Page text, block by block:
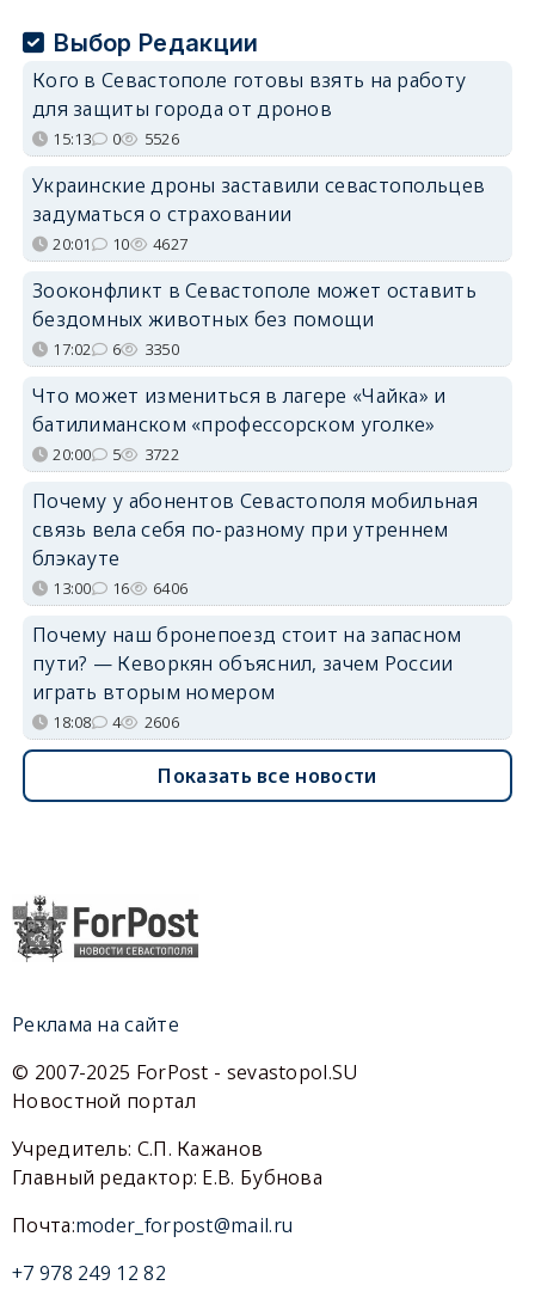
Выбор Редакции
Кого в Севастополе готовы взять на работу
для защиты города от дронов
15:13 0 5526
Украинские дроны заставили севастопольцев
задуматься о страховании
20:01 10 4627
Зооконфликт в Севастополе может оставить
бездомных животных без помощи
17:02 6 3350
Что может измениться в лагере «Чайка» и
батилиманском «профессорском уголке»
20:00 5 3722
Почему у абонентов Севастополя мобильная
связь вела себя по-разному при утреннем
блэкауте
13:00 16 6406
Почему наш бронепоезд стоит на запасном
пути? — Кеворкян объяснил, зачем России
играть вторым номером
18:08 4 2606
Показать все новости
Реклама на сайте
© 2007-2025 ForPost - sevastopol.SU
Новостной портал
Учредитель: С.П. Кажанов
Главный редактор: Е.В. Бубнова
Почта:moder_forpost@mail.ru
+7 978 249 12 82